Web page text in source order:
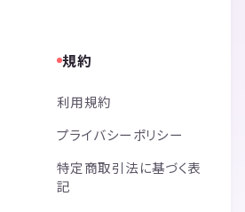
規約
利用規約
プライバシーポリシー
特定商取引法に基づく表
記